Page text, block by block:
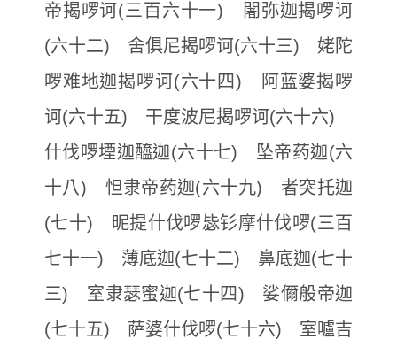
帝揭啰诃(三百六十一) 闍弥迦揭啰诃
(六十二) 舍俱尼揭啰诃(六十三) 姥陀
啰难地迦揭啰诃(六十四) 阿蓝婆揭啰
诃(六十五) 干度波尼揭啰诃(六十六)
什伐啰堙迦醯迦(六十七) 坠帝药迦(六
十八) 怛隶帝药迦(六十九) 者突托迦
(七十) 昵提什伐啰毖钐摩什伐啰(三百
七十一) 薄底迦(七十二) 鼻底迦(七十
三) 室隶瑟蜜迦(七十四) 娑儞般帝迦
(七十五) 萨婆什伐啰(七十六) 室嚧吉